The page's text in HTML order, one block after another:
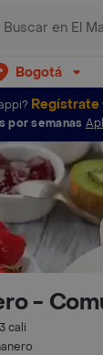
Bogotá
Regístrate
por semanas
-
cali